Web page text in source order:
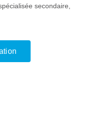
secondaire,